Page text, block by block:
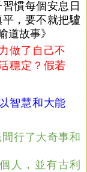
慣每個安息日
，要不就把驢
故事》
做了自己不
穩定？假若
智慧和大能
行了大奇事和
人，並有古利